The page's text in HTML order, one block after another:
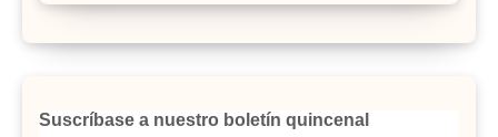
Suscríbase a nuestro boletín quincenal